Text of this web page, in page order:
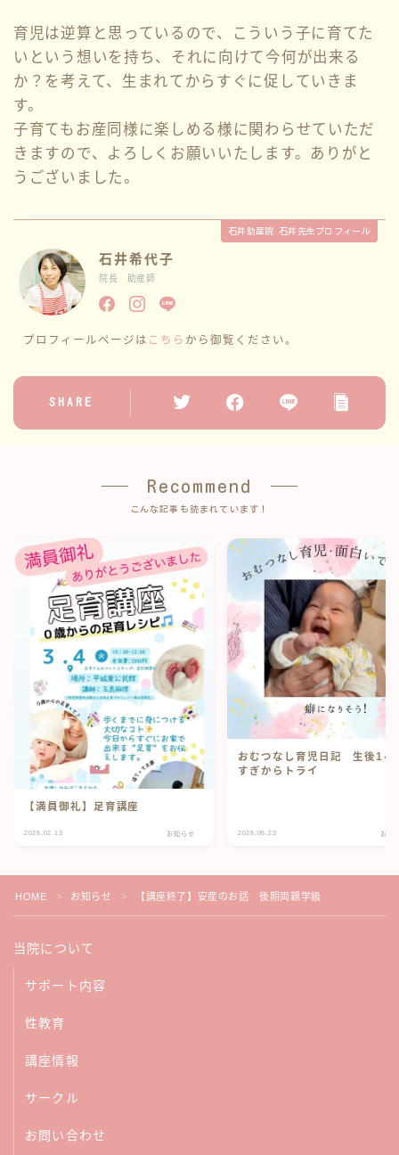
育児は逆算と思っているので、こういう子に育てた
いという想いを持ち、それに向けて今何が出来る
か？を考えて、生まれてからすぐに促していきま
す。
子育てもお産同様に楽しめる様に関わらせていただ
きますので、よろしくお願いいたします。ありがと
うございました。
石井助産院 石井先生プロフィール
石井希代子
院長 助産師
プロフィールページは こちら から御覧ください。
SHARE
Recommend
こんな記事も読まれています！
【満員御礼】足育講座
2025.02.13 お知らせ
おむつなし育児日記 生後1ヶ
すぎからトライ
2025.05.23 お知
HOME ＞ お知らせ ＞ 【講座終了】安産のお話 後期両親学級
当院について
サポート内容
性教育
講座情報
サークル
お問い合わせ